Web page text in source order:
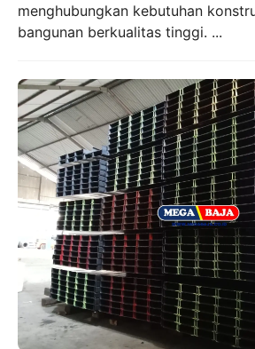
menghubungkan kebutuhan
bangunan berkualitas tinggi. ...